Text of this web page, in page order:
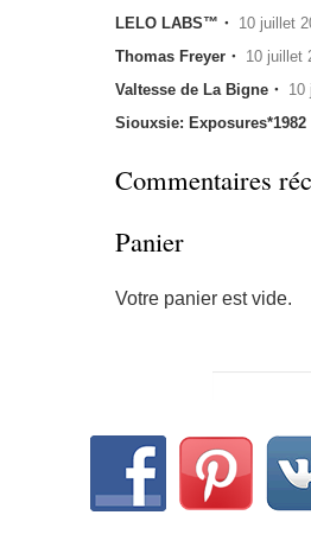
LELO LABS™・ 10 juillet
Thomas Freyer・ 10 juillet
Valtesse de La Bigne・ 10
Siouxsie: Exposures*1982
Commentaires
Panier
Votre panier est vide.